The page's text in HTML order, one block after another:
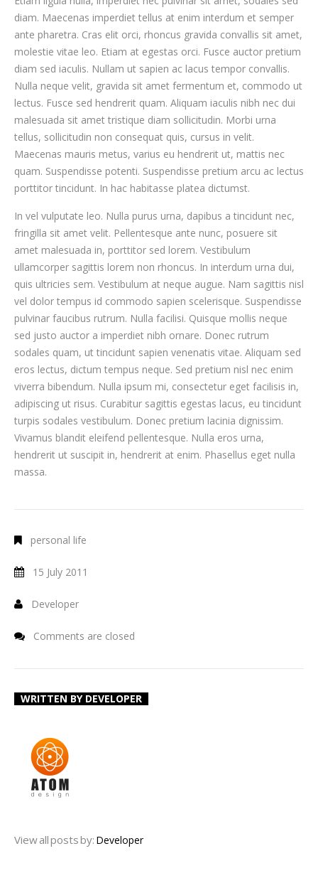
diam. Maecenas imperdiet tellus at enim interdum et semper
ante pharetra. Cras elit orci, rhoncus gravida convallis sit amet,
molestie vitae leo. Etiam at egestas orci. Fusce auctor pretium
diam sed iaculis. Nullam ut sapien ac lacus tempor convallis.
Nulla neque velit, gravida sit amet fermentum et, commodo ut
lectus. Fusce sed hendrerit quam. Aliquam iaculis nibh nec dui
malesuada sit amet tristique diam sollicitudin. Morbi urna
tellus, sollicitudin non consequat quis, cursus in velit.
Maecenas mauris metus, varius eu hendrerit ut, mattis nec
quam. Suspendisse potenti. Suspendisse pretium arcu ac lectus
porttitor tincidunt. In hac habitasse platea dictumst.
In vel vulputate leo. Nulla purus urna, dapibus a tincidunt nec,
fringilla sit amet velit. Pellentesque ante nunc, posuere sit
amet malesuada in, porttitor sed lorem. Vestibulum
ullamcorper sagittis lorem non rhoncus. In interdum urna dui,
quis ultricies sem. Vestibulum at neque augue. Nam sagittis nisl
vel dolor tempus id commodo sapien scelerisque. Suspendisse
pulvinar faucibus rutrum. Nulla facilisi. Quisque mollis neque
sed justo auctor a imperdiet nibh ornare. Donec rutrum
sodales quam, ut tincidunt sapien venenatis vitae. Aliquam sed
eros lectus, dictum tempus neque. Sed pretium nisl nec enim
viverra bibendum. Nulla ipsum mi, consectetur eget facilisis in,
adipiscing ut risus. Curabitur sagittis egestas lacus, eu tincidunt
turpis sodales vestibulum. Donec pretium lacinia dignissim.
Vivamus blandit eleifend pellentesque. Nulla eros urna,
hendrerit ut suscipit in, hendrerit at enim. Phasellus eget nulla
massa.
personal life
15 July 2011
Developer
Comments are closed
WRITTEN BY DEVELOPER
View all posts by: Developer